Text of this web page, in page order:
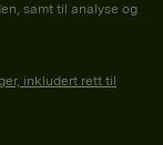
samt til analyse og
inkludert rett til